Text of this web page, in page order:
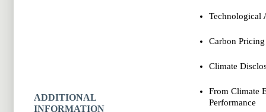
ADDITIONAL
INFORMATION
Technological
Carbon
Climate
From Climate
Performance